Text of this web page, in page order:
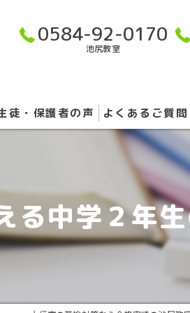
0584-92-0170
池尻教室
徒・保護者の声 よくあるご質問
る中学２年